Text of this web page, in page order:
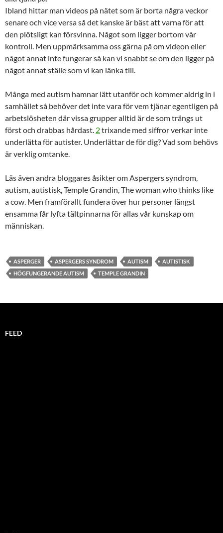
Ibland hittar man videos på nätet som är borta några veckor
senare och vice versa så det kanske är bäst att varna för att
den plötsligt kan försvinna. Något som ligger bortom vår
kontroll. Men uppmärksamma oss gärna på om videon eller
något annat inte fungerar så kan vi snabbt se om den ligger på
något annat ställe som vi kan länka till.
Många med autism hamnar lätt utanför och kommer aldrig in i
samhället så behöver det inte vara för vem tjänar egentligen på
arbetslösheten där vissa grupper alltid är de som trängs ut
först och drabbas hårdast. 2trixande med siffror verkar inte
underlätta för autister. Underlättar de för dig? Vad som behövs
är verklig omtanke.
Läs även andra bloggares åsikter om Aspergers syndrom,
autism, autistisk, Temple Grandin, The woman who thinks like
a cow. Men framförallt fundera över hur personer längst
ensamma får lyfta tältpinnarna för allas vår kunskap om
människan.
ASPERGER ASPERGERS SYNDROM AUTISM
AUTISTISK
HÖGFUNGERANDE AUTISM
TEMPLE GRANDIN
FEED